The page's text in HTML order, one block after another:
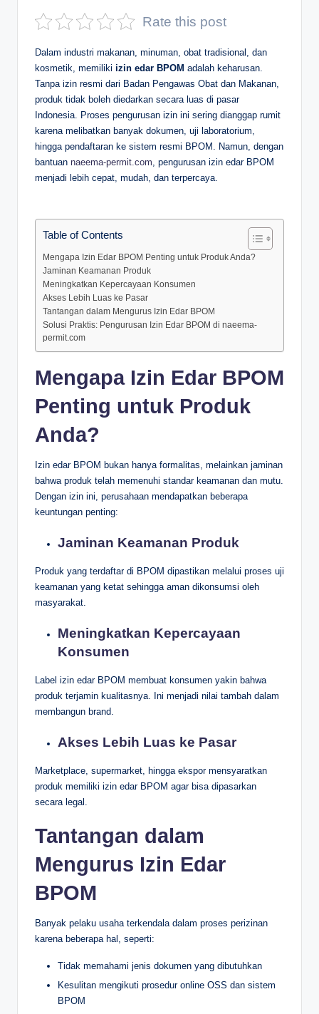
D
Rate this post
Dalam industri makanan, minuman, obat tradisional, dan
kosmetik, memiliki izin edar BPOM adalah keharusan.
Tanpa izin resmi dari Badan Pengawas Obat dan Makanan,
produk tidak boleh diedarkan secara luas di pasar
Indonesia. Proses pengurusan izin ini sering dianggap rumit
karena melibatkan banyak dokumen, uji laboratorium,
hingga pendaftaran ke sistem resmi BPOM. Namun, dengan
bantuan naeema-permit.com , pengurusan izin edar BPOM
menjadi lebih cepat, mudah, dan terpercaya.
Table of Contents
Mengapa Izin Edar BPOM Penting untuk Produk Anda?
Jaminan Keamanan Produk
Meningkatkan Kepercayaan Konsumen
Akses Lebih Luas ke Pasar
Tantangan dalam Mengurus Izin Edar BPOM
Solusi Praktis: Pengurusan Izin Edar BPOM di naeema-
permit.com
Mengapa Izin Edar BPOM
Penting untuk Produk
Anda?
Izin edar BPOM bukan hanya formalitas, melainkan jaminan
bahwa produk telah memenuhi standar keamanan dan mutu.
Dengan izin ini, perusahaan mendapatkan beberapa
keuntungan penting:
Jaminan Keamanan Produk
Produk yang terdaftar di BPOM dipastikan melalui proses uji
keamanan yang ketat sehingga aman dikonsumsi oleh
masyarakat.
Meningkatkan Kepercayaan
Konsumen
Label izin edar BPOM membuat konsumen yakin bahwa
produk terjamin kualitasnya. Ini menjadi nilai tambah dalam
membangun brand.
Akses Lebih Luas ke Pasar
Marketplace, supermarket, hingga ekspor mensyaratkan
produk memiliki izin edar BPOM agar bisa dipasarkan
secara legal.
Tantangan dalam
Mengurus Izin Edar
BPOM
Banyak pelaku usaha terkendala dalam proses perizinan
karena beberapa hal, seperti:
Tidak memahami jenis dokumen yang dibutuhkan
Kesulitan mengikuti prosedur online OSS dan sistem
BPOM